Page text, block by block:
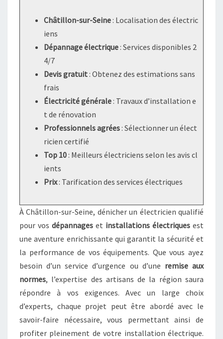
Châtillon-sur-Seine : Localisation des électric
iens
Dépannage électrique : Services disponibles 2
4/7
Devis gratuit : Obtenez des estimations sans
frais
Électricité générale : Travaux d’installation e
t de rénovation
Professionnels agrées : Sélectionner un élect
ricien certifié
Top 10 : Meilleurs électriciens selon les avis cl
ients
Prix: Tarification des services électriques
À Châtillon-sur-Seine, dénicher un électricien qualifié
pour vos dépannages et installations électriques est
une aventure enrichissante qui garantit la sécurité et
la performance de vos équipements. Que vous ayez
besoin d’un service d’urgence ou d’une remise aux
normes, l’expertise des artisans de la région saura
répondre à vos exigences. Avec un large choix
d’experts, chaque projet peut être abordé avec le
savoir-faire nécessaire, vous permettant ainsi de
profiter pleinement de votre installation électrique.